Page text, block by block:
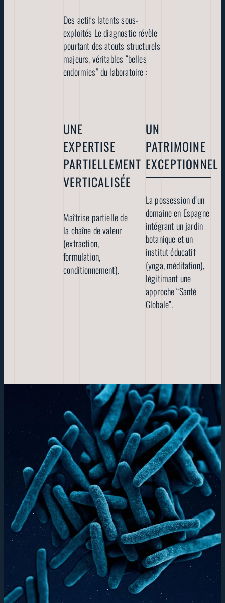
Des actifs latents sous-
exploités Le diagnostic révèle
pourtant des atouts structurels
majeurs, véritables “belles
endormies” du laboratoire :
UNE
EXPERTISE
PARTIELLEMENT
VERTICALISÉE
Maîtrise partielle de
la chaîne de valeur
(extraction,
formulation,
conditionnement).
UN
PATRIMOINE
EXCEPTIONNEL
La possession d’un
domaine en Espagne
intégrant un jardin
botanique et un
institut éducatif
(yoga, méditation),
légitimant une
approche “Santé
Globale”.